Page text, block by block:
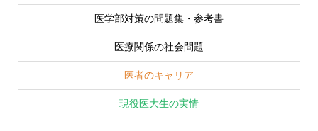
医学部対策の問題集・参考書
医療関係の社会問題
医者のキャリア
現役医大生の実情